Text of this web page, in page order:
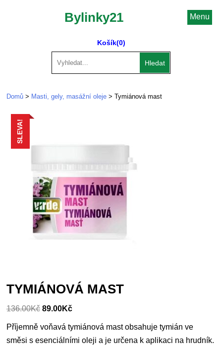
Menu
Bylinky21
Košík(0)
Hledat
Domů > Masti, gely, masážní oleje > Tymiánová mast
SLEVA!
TYMIÁNOVÁ MAST
136.00Kč 89.00Kč
Příjemně voňavá tymiánová mast obsahuje tymián ve
směsi s esenciálními oleji a je určena k aplikaci na hrudník.